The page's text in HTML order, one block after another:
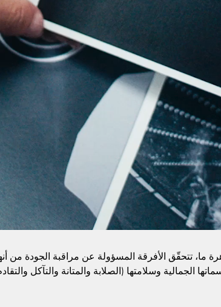
ما، تتحقّق الأفرقة المسؤولة عن مراقبة الجودة من
الجمالية وسلامتها (الصلابة والمتانة والتآكل